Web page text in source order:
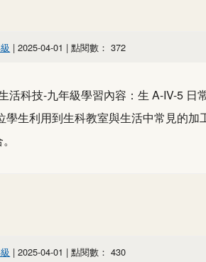
| 2025-04-01 | 點閱數： 372
活科技-九年級學習內容：生 A-IV-5
學生利用到生科教室與生活中常見的
| 2025-04-01 | 點閱數： 430